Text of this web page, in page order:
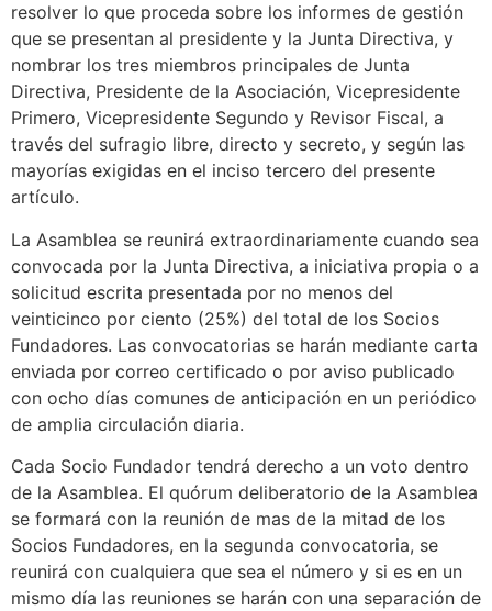
resolver lo que proceda sobre los informes de gestión
que se presentan al presidente y la Junta Directiva, y
nombrar los tres miembros principales de Junta
Directiva, Presidente de la Asociación, Vicepresidente
Primero, Vicepresidente Segundo y Revisor Fiscal, a
través del sufragio libre, directo y secreto, y según las
mayorías exigidas en el inciso tercero del presente
artículo.
La Asamblea se reunirá extraordinariamente cuando sea
convocada por la Junta Directiva, a iniciativa propia o a
solicitud escrita presentada por no menos del
veinticinco por ciento (25%) del total de los Socios
Fundadores. Las convocatorias se harán mediante carta
enviada por correo certificado o por aviso publicado
con ocho días comunes de anticipación en un periódico
de amplia circulación diaria.
Cada Socio Fundador tendrá derecho a un voto dentro
de la Asamblea. El quórum deliberatorio de la Asamblea
se formará con la reunión de mas de la mitad de los
Socios Fundadores, en la segunda convocatoria, se
reunirá con cualquiera que sea el número y si es en un
mismo día las reuniones se harán con una separación de